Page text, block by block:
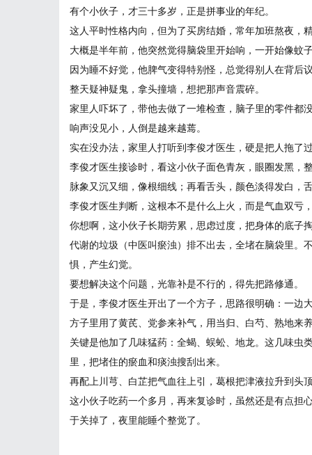
有个小伙子，才三十多岁，正是拼事业的年纪。
这人平时性格内向，但为了买房结婚，常年加班熬夜，
大概是半年前，他突然觉得脑袋里开始响，一开始像蚊
因为睡不好觉，他脾气变得特别怪，总觉得别人在背后
整天疑神疑鬼，拿头撞墙，想把那声音震碎。
家里人吓坏了，带他去做了一堆检查，脑子里的零件都
响声没见小，人倒是越来越蔫。
实在没办法，家里人打听到李俊才医生，硬是把人拖了
李俊才医生接诊时，看这小伙子面色青灰，眼圈发黑，
脉象又沉又细，像根细线；再看舌头，颜色淡得发白，
李俊才医生判断，这根本不是什么上火，而是气血双亏
你想啊，这小伙子长期劳累，思虑过度，把身体的底子
代谢的垃圾（中医叫瘀浊）排不出去，全堵在脑袋里。
惧，产生幻觉。
要想解决这个问题，光靠补是不行的，得先把路修通。
于是，李俊才医生开出了一个方子，思路很明确：一边
方子里用了黄芪、党参来补气，用当归、白芍、熟地来
关键是他加了几味猛药：全蝎、蜈蚣、地龙。这几味虫
里，把堵住的瘀血和痰浊搜刮出来。
再配上川芎、白芷把气血往上引，葛根把津液拉升到头
这小伙子吃药一个多月，再来复诊时，虽然还是有点担
于关掉了，夜里能睡个整觉了。